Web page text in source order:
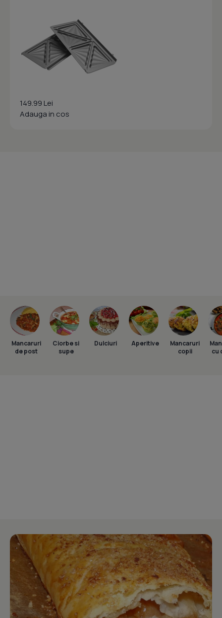
149.99 Lei
Adauga in cos
Mancaruri
de post
Ciorbe si
supe
Dulciuri Aperitive
Mancaruri
copii
cu